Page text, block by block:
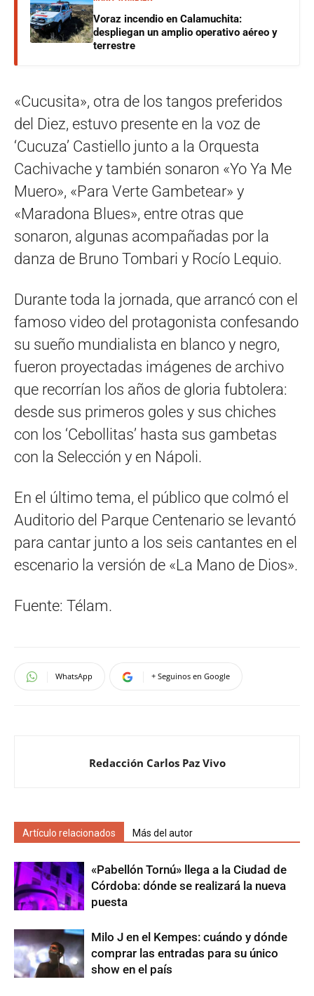
Voraz incendio en Calamuchita:
despliegan un amplio operativo aéreo y
terrestre
«Cucusita», otra de los tangos preferidos
del Diez, estuvo presente en la voz de
‘Cucuza’ Castiello junto a la Orquesta
Cachivache y también sonaron «Yo Ya Me
Muero», «Para Verte Gambetear» y
«Maradona Blues», entre otras que
sonaron, algunas acompañadas por la
danza de Bruno Tombari y Rocío Lequio.
Durante toda la jornada, que arrancó con el
famoso video del protagonista confesando
su sueño mundialista en blanco y negro,
fueron proyectadas imágenes de archivo
que recorrían los años de gloria fubtolera:
desde sus primeros goles y sus chiches
con los ‘Cebollitas’ hasta sus gambetas
con la Selección y en Nápoli.
En el último tema, el público que colmó el
Auditorio del Parque Centenario se levantó
para cantar junto a los seis cantantes en el
escenario la versión de «La Mano de Dios».
Fuente: Télam.
WhatsApp + Seguinos en Google
Redacción Carlos Paz Vivo
Artículo relacionados Más del autor
«Pabellón Tornú» llega a la Ciudad de
Córdoba: dónde se realizará la nueva
puesta
Milo J en el Kempes: cuándo y dónde
comprar las entradas para su único
show en el país